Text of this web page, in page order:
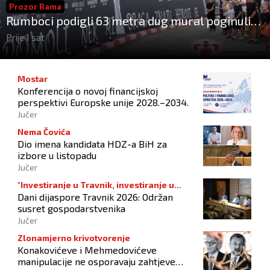
Prozor Rama
Rumboci podigli 63 metra dug mural poginulim
braniteljima
Prije 1 sat
Mostar
Konferencija o novoj financijskoj
perspektivi Europske unije 2028.–2034.
Jučer
Nema Čovića
Dio imena kandidata HDZ-a BiH za
izbore u listopadu
Jučer
"Investiranje u Travnik, investiranje u
budućnost"
Dani dijaspore Travnik 2026: Održan
susret gospodarstvenika
Jučer
Zlonamjerno krivotvorenje
Konakovićeve i Mehmedovićeve
manipulacije ne osporavaju zahtjeve